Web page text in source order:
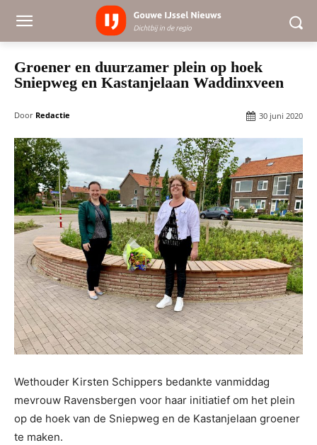
Groener en duurzamer plein op hoek
Sniepweg en Kastanjelaan Waddinxveen
Door Redactie 30 juni 2020
Wethouder Kirsten Schippers bedankte vanmiddag
mevrouw Ravensbergen voor haar initiatief om het plein
op de hoek van de Sniepweg en de Kastanjelaan groener
te maken.